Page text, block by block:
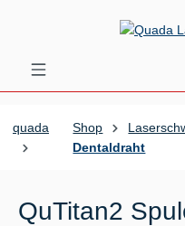
Zum Hauptinhalt springen
quada Shop
Dentaldraht
QuTitan2